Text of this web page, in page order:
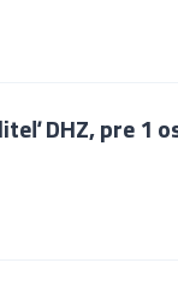
DHZ, pre 1